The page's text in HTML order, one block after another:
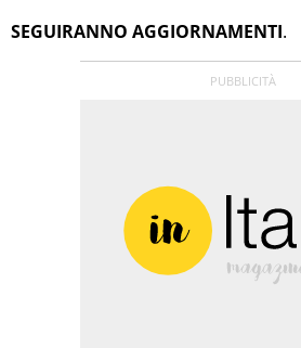
SEGUIRANNO AGGIORNAMENTI.